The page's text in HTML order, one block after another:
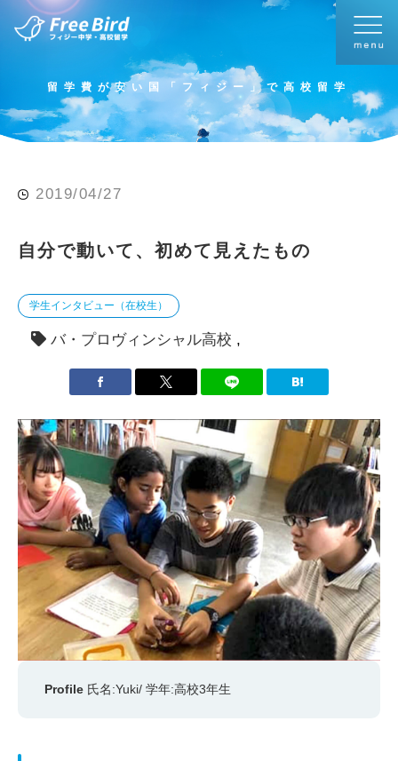
留学費が安い国「フィジー」で高校留学
2019/04/27
自分で動いて、初めて見えたもの
学生インタビュー（在校生）
バ・プロヴィンシャル高校
Profile 氏名:Yuki/ 学年:高校3年生